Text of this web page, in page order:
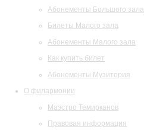
Абонементы Большого зала
Билеты Малого зала
Абонементы Малого зала
Как купить билет
Абонементы Музитория
О филармонии
Маэстро Темирканов
Правовая информация